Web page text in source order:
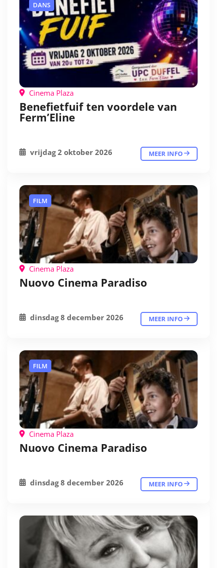
DANS
Cinema Plaza
Benefietfuif ten voordele van
Ferm’Eline
vrijdag 2 oktober 2026 MEER INFO
FILM
Cinema Plaza
Nuovo Cinema Paradiso
dinsdag 8 december 2026 MEER INFO
FILM
Cinema Plaza
Nuovo Cinema Paradiso
dinsdag 8 december 2026 MEER INFO